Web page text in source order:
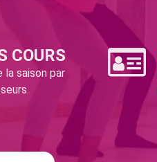
COURS
la saison par